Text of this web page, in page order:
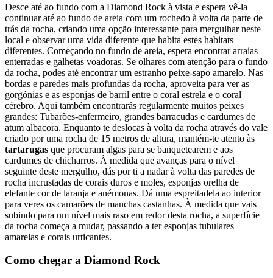
Desce até ao fundo com a Diamond Rock à vista e espera vê-la
continuar até ao fundo de areia com um rochedo à volta da parte de
trás da rocha, criando uma opção interessante para mergulhar neste
local e observar uma vida diferente que habita estes habitats
diferentes. Começando no fundo de areia, espera encontrar arraias
enterradas e galhetas voadoras. Se olhares com atenção para o fundo
da rocha, podes até encontrar um estranho peixe-sapo amarelo. Nas
bordas e paredes mais profundas da rocha, aproveita para ver as
gorgónias e as esponjas de barril entre o coral estrela e o coral
cérebro. Aqui também encontrarás regularmente muitos peixes
grandes: Tubarões-enfermeiro, grandes barracudas e cardumes de
atum albacora. Enquanto te deslocas à volta da rocha através do vale
criado por uma rocha de 15 metros de altura, mantém-te atento às
tartarugas que procuram algas para se banquetearem e aos
cardumes de chicharros. À medida que avanças para o nível
seguinte deste mergulho, dás por ti a nadar à volta das paredes de
rocha incrustadas de corais duros e moles, esponjas orelha de
elefante cor de laranja e anémonas. Dá uma espreitadela ao interior
para veres os camarões de manchas castanhas. À medida que vais
subindo para um nível mais raso em redor desta rocha, a superfície
da rocha começa a mudar, passando a ter esponjas tubulares
amarelas e corais urticantes.
Como chegar a Diamond Rock